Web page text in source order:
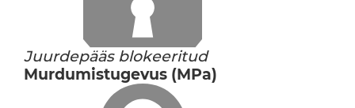
Juurdepääs blokeeritud
Murdumistugevus (MPa)